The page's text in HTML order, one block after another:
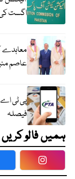
اگست
معاہدے
عاصم
پی ٹی اے
فیصلہ
ہمیں فالو کریں